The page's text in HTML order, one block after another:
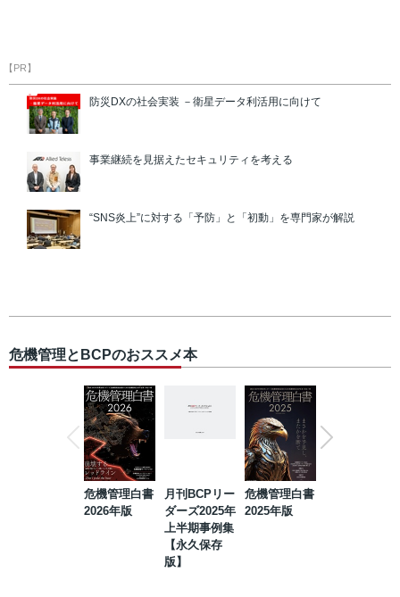
【PR】
防災DXの社会実装 －衛星データ利活用に向けて
事業継続を見据えたセキュリティを考える
“SNS炎上”に対する「予防」と「初動」を専門家が解説
危機管理とBCPのおススメ本
危機管理白書
2026年版
月刊BCPリー
ダーズ2025年
上半期事例集
【永久保存
版】
危機管理白書
2025年版